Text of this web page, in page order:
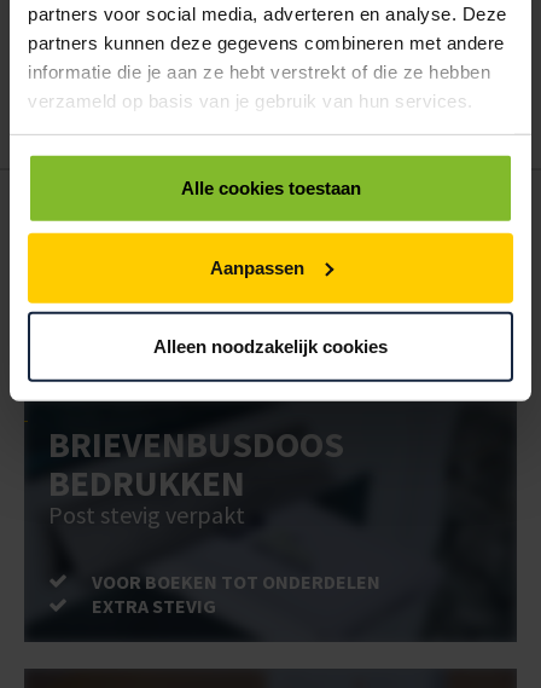
partners voor social media, adverteren en analyse. Deze
partners kunnen deze gegevens combineren met andere
informatie die je aan ze hebt verstrekt of die ze hebben
verzameld op basis van je gebruik van hun services.
Alle cookies toestaan
Aanpassen
Alleen noodzakelijk cookies
Wanneer u bent ingelogd, kunt u een eigen bestellijst maken.
Gebruik bestel- en offertelijsten om eenvoudig en snel producten
te bestellen. Uw bestel- en offertelijsten kunt u terugvinden in uw
account. Dat pakt altijd goed uit voor uw administratie!
POSTDOOS BEDRUKKEN
VOOR BOEKEN TOT ONDERDELEN
EXTRA STEVIG
BRIEVENBUSDOOS
BEDRUKKEN
Post stevig verpakt
VOOR BOEKEN TOT ONDERDELEN
EXTRA STEVIG